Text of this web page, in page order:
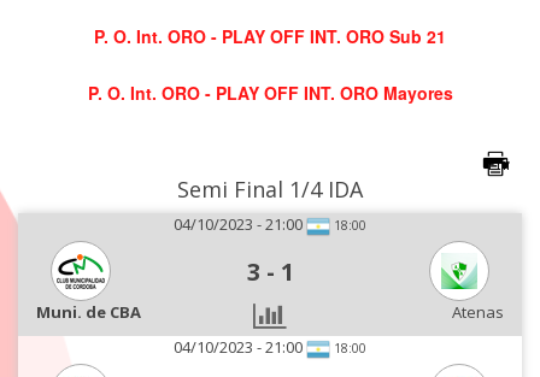
P. O. Int. ORO - PLAY OFF INT. ORO Sub 21
P. O. Int. ORO - PLAY OFF INT. ORO Mayores
Semi Final 1/4 IDA
04/10/2023 - 21:00 18:00
3 - 1
Muni. de CBA
Atenas
04/10/2023 - 21:00
18:00